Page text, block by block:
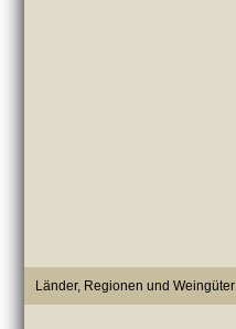
Länder, Regionen und Weingüter